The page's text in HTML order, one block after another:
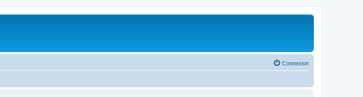
Connexion